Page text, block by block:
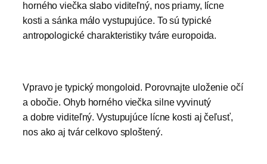
horného viečka slabo viditeľný, nos priamy, lícne
kosti a sánka málo vystupujúce. To sú typické
antropologické charakteristiky tváre europoida.
Vpravo je typický mongoloid. Porovnajte uloženie očí
a obočie. Ohyb horného viečka silne vyvinutý
a dobre viditeľný. Vystupujúce lícne kosti aj čeľusť,
nos ako aj tvár celkovo sploštený.